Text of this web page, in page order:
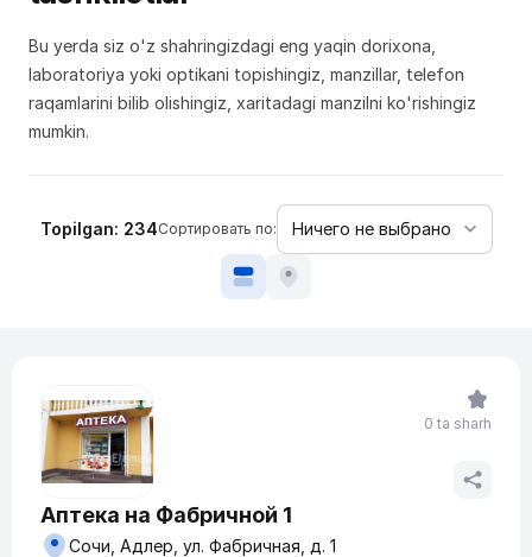
Bu yerda siz o'z shahringizdagi eng yaqin dorixona,
laboratoriya yoki optikani topishingiz, manzillar, telefon
raqamlarini bilib olishingiz, xaritadagi manzilni ko'rishingiz
mumkin.
Topilgan: 234Сортировать по:
Аптека на Фабричной 1
Сочи, Адлер, ул. Фабричная, д. 1
0 ta sharh